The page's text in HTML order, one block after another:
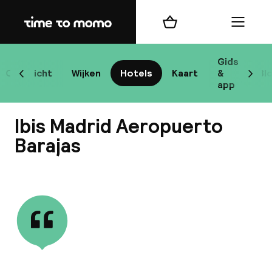
Home
Overzicht Wijken Hotels Kaart
Gids
&
app
Scroll naar links
Winkelmand Menu
Ibis Madrid Aeropuerto
Barajas